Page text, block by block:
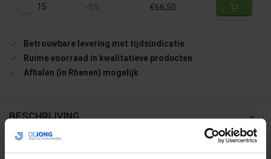
15
-5% €66,50
Betrouwbare levering met tijdsindicatie
Ruime voorraad in kwalitatieve producten
Afhalen (in Rhenen) mogelijk
BESCHRIJVING